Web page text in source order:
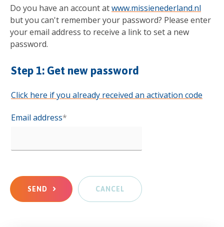
Do you have an account atwww.missienederland.nl
but you can't remember your password? Please enter
your email address to receive a link to set a new
password.
Step 1: Get new password
Click here if you already received an activation code
Email address*
SEND CANCEL